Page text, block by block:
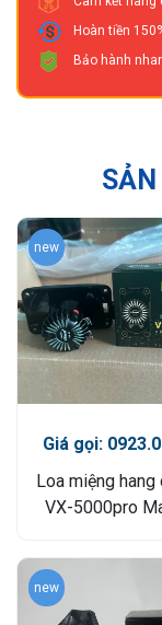
Hoàn tiền
Bảo hành
SẢN
new
Giá gọi:
Loa miệng hang
VX-5000pro
new